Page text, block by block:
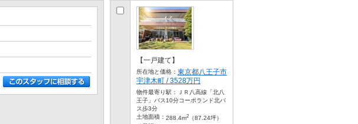
【一戸建て】
所在地と価格： 東京都八王子市
宇津木町 / 3528万円
物件最寄り駅：
ＪＲ八高線「北八
王子」バス10分コーポランド北バ
ス歩3分
土地面積： 288.4m2 （87.24坪）